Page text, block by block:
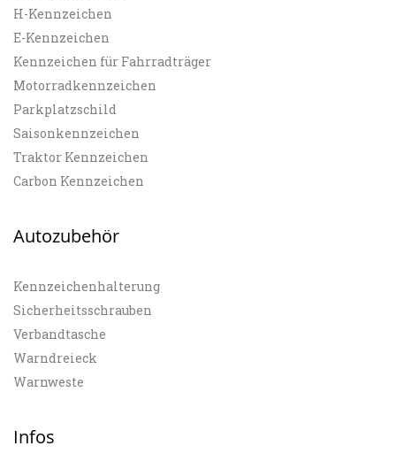
H-Kennzeichen
E-Kennzeichen
Kennzeichen für Fahrradträger
Motorradkennzeichen
Parkplatzschild
Saisonkennzeichen
Traktor Kennzeichen
Carbon Kennzeichen
Autozubehör
Kennzeichenhalterung
Sicherheitsschrauben
Verbandtasche
Warndreieck
Warnweste
Infos